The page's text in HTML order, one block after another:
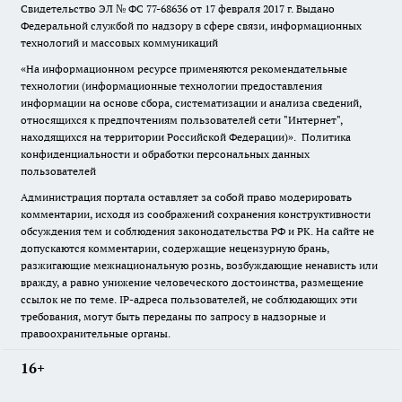
Свидетельство ЭЛ № ФС 77-68636 от 17 февраля 2017 г. Выдано
Федеральной службой по надзору в сфере связи, информационных
технологий и массовых коммуникаций
«На информационном ресурсе применяются рекомендательные
технологии (информационные технологии предоставления
информации на основе сбора, систематизации и анализа сведений,
относящихся к предпочтениям пользователей сети "Интернет",
находящихся на территории Российской Федерации)». Политика
конфиденциальности и обработки персональных данных
пользователей
Администрация портала оставляет за собой право модерировать
комментарии, исходя из соображений сохранения конструктивности
обсуждения тем и соблюдения законодательства РФ и РК. На сайте не
допускаются комментарии, содержащие нецензурную брань,
разжигающие межнациональную рознь, возбуждающие ненависть или
вражду, а равно унижение человеческого достоинства, размещение
ссылок не по теме. IP-адреса пользователей, не соблюдающих эти
требования, могут быть переданы по запросу в надзорные и
правоохранительные органы.
16+